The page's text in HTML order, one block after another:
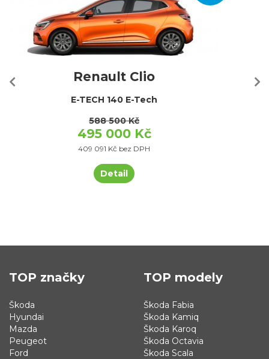
Renault Clio
E-TECH 140 E-Tech
588 500 Kč
495 000 Kč
409 091 Kč bez DPH
Detail
TOP značky
Škoda
Hyundai
Mazda
Peugeot
Ford
TOP modely
Škoda Fabia
Škoda Kamiq
Škoda Karoq
Škoda Octavia
Škoda Scala